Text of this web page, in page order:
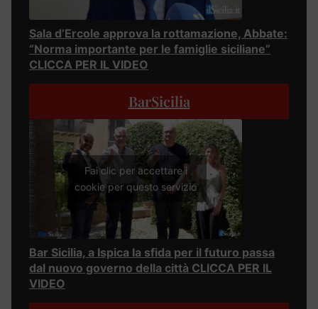
Sala d’Ercole approva la rottamazione, Abbate:
“Norma importante per le famiglie siciliane”
CLICCA PER IL VIDEO
BarSicilia
Fai clic per accettare i
cookie per questo servizio
Bar Sicilia, a Ispica la sfida per il futuro passa
dal nuovo governo della città CLICCA PER IL
VIDEO